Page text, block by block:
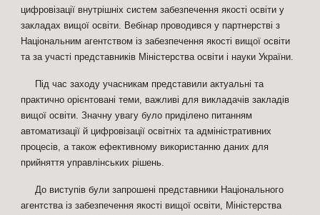
цифровізації внутрішніх систем забезпечення якості освіти у
закладах вищої освіти. Вебінар проводився у партнерстві з
Національним агентством із забезпечення якості вищої освіти
та за участі представників Міністерства освіти і науки України.
Під час заходу учасникам представили актуальні та
практично орієнтовані теми, важливі для викладачів закладів
вищої освіти. Значну увагу було приділено питанням
автоматизації й цифровізації освітніх та адміністративних
процесів, а також ефективному використанню даних для
прийняття управлінських рішень.
До виступів були запрошені представники Національного
агентства із забезпечення якості вищої освіти, Міністерства